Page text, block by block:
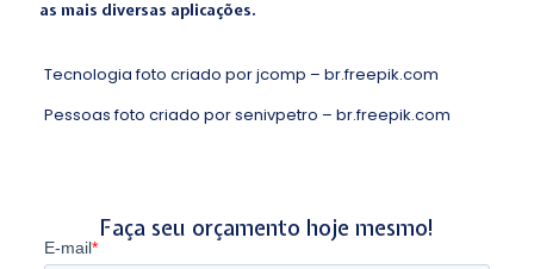
as mais diversas aplicações.
Tecnologia foto criado por jcomp – br.freepik.com
Pessoas foto criado por senivpetro – br.freepik.com
Faça seu orçamento hoje mesmo!